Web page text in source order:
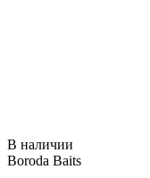
В наличии
Boroda Baits